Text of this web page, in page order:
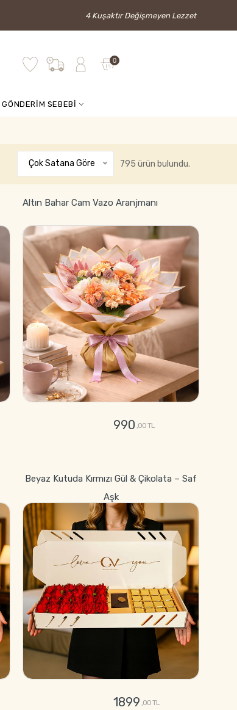
4 Kuşaktır Değişmeyen Lezzet
0
GÖNDERİM SEBEBİ
Çok Satana Göre 795 ürün bulundu.
Altın Bahar Cam Vazo Aranjmanı
990 ,00 TL
Beyaz Kutuda Kırmızı Gül & Çikolata – Saf
Aşk
1899 ,00 TL